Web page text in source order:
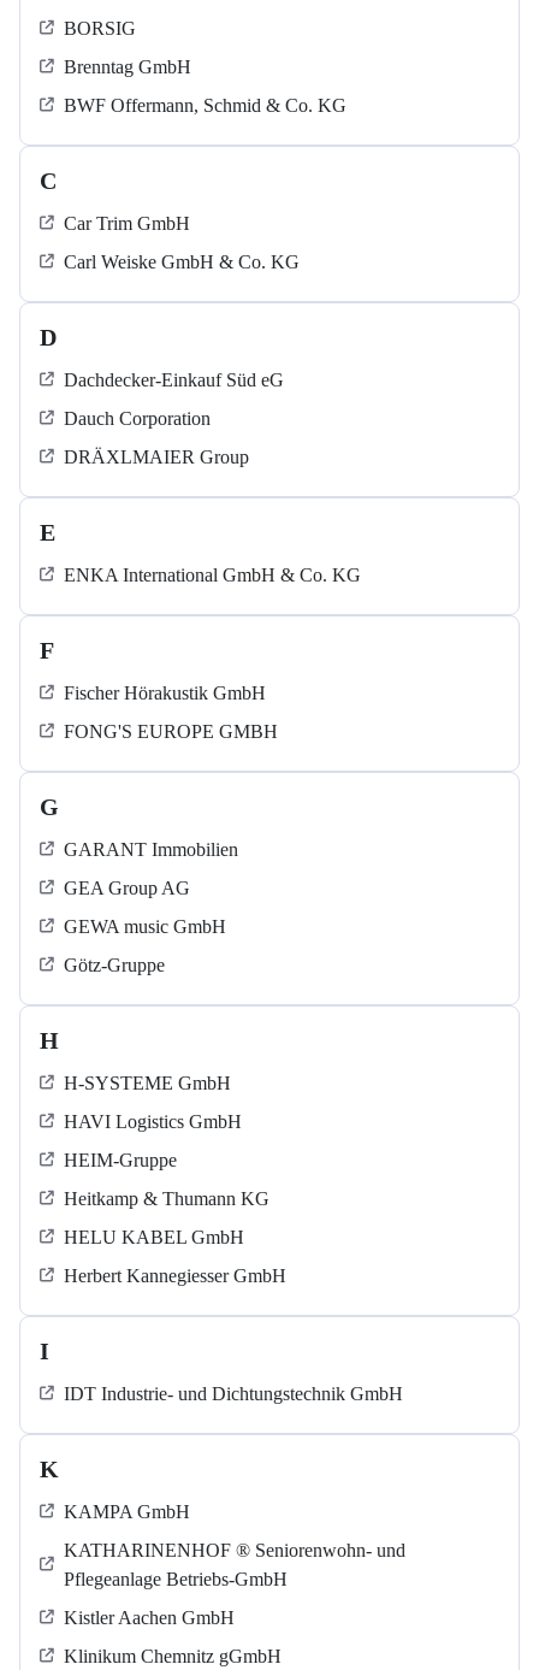
BORSIG
Brenntag GmbH
BWF Offermann, Schmid & Co. KG
C
Car Trim GmbH
Carl Weiske GmbH & Co. KG
D
Dachdecker-Einkauf Süd eG
Dauch Corporation
DRÄXLMAIER Group
E
ENKA International GmbH & Co. KG
F
Fischer Hörakustik GmbH
FONG'S EUROPE GMBH
G
GARANT Immobilien
GEA Group AG
GEWA music GmbH
Götz-Gruppe
H
H-SYSTEME GmbH
HAVI Logistics GmbH
HEIM-Gruppe
Heitkamp & Thumann KG
HELU KABEL GmbH
Herbert Kannegiesser GmbH
I
IDT Industrie- und Dichtungstechnik GmbH
K
KAMPA GmbH
KATHARINENHOF ® Seniorenwohn- und
Pflegeanlage Betriebs-GmbH
Kistler Aachen GmbH
Klinikum Chemnitz gGmbH